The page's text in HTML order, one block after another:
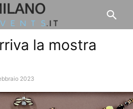
la mostra
2023